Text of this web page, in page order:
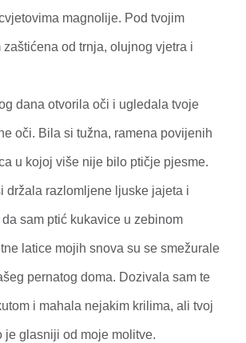
magnolije. Pod tvojim
zaštićena od trnja, olujnog vjetra i
dana otvorila oči i ugledala tvoje
oči. Bila si tužna, ramena povijenih
u kojoj više nije bilo ptičje pjesme.
držala razlomljene ljuske jajeta i
sam ptić kukavice u zebinom
latice mojih snova su se smežurale
pernatog doma. Dozivala sam te
i mahala nejakim krilima, ali tvoj
je glasniji od moje molitve.